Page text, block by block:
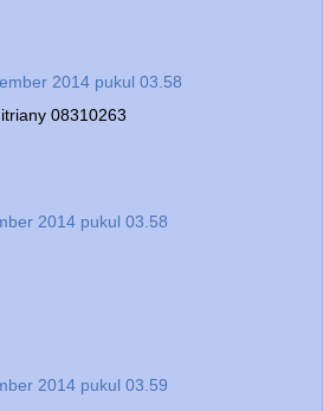
2014 pukul 03.58
08310263
2014 pukul 03.58
2014 pukul 03.59